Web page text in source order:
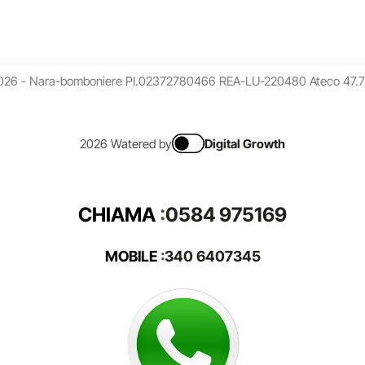
- Nara-bomboniere PI.02372780466 REA-LU-220480 Ateco
2026 Watered by Digital Growth
CHIAMA :0584 975169
MOBILE:340 6407345